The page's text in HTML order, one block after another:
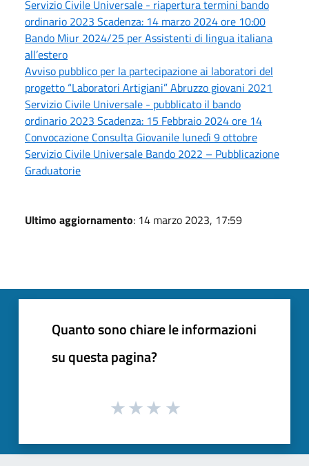
Servizio Civile Universale - riapertura termini bando
ordinario 2023 Scadenza: 14 marzo 2024 ore 10:00
Bando Miur 2024/25 per Assistenti di lingua italiana
all’estero
Avviso pubblico per la partecipazione ai laboratori del
progetto “Laboratori Artigiani” Abruzzo giovani 2021
Servizio Civile Universale - pubblicato il bando
ordinario 2023 Scadenza: 15 Febbraio 2024 ore 14
Convocazione Consulta Giovanile lunedì 9 ottobre
Servizio Civile Universale Bando 2022 – Pubblicazione
Graduatorie
Ultimo aggiornamento: 14 marzo 2023, 17:59
Quanto sono chiare le informazioni
su questa pagina?